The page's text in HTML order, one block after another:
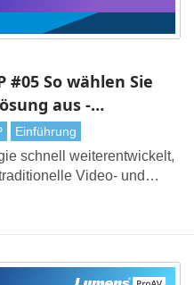
#05 So wählen Sie
aus -
Einführung
schnell weiterentwickelt,
Video- und
auf dem Markt kann die
die Bedürfnisse